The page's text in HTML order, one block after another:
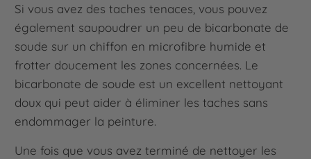
Si vous avez des taches tenaces, vous pouvez
également saupoudrer un peu de bicarbonate de
soude sur un chiffon en microfibre humide et
frotter doucement les zones concernées. Le
bicarbonate de soude est un excellent nettoyant
doux qui peut aider à éliminer les taches sans
endommager la peinture.
Une fois que vous avez terminé de nettoyer les